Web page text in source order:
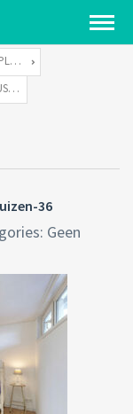
WATERVILLA MET LIGPLAATS
RINGVAART CRUQUIUSDIJK 220 VIJFHUIZEN-36
36
Geen